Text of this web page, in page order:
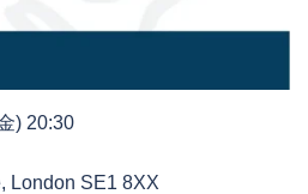
) 20:30
London SE1 8XX